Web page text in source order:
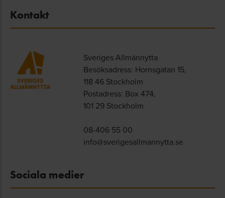
Kontakt
Sveriges Allmännytta
Besöksadress: Hornsgatan 15,
118 46 Stockholm
Postadress: Box 474,
101 29 Stockholm
08-406 55 00
info@sverigesallmannytta.se
Sociala medier